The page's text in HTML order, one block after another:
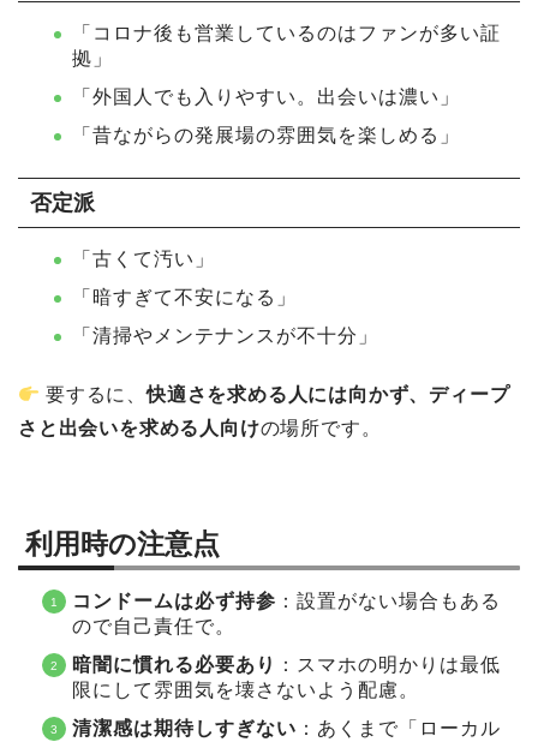
「コロナ後も営業しているのはファンが多い証
拠」
「外国人でも入りやすい。出会いは濃い」
「昔ながらの発展場の雰囲気を楽しめる」
否定派
「古くて汚い」
「暗すぎて不安になる」
「清掃やメンテナンスが不十分」
要するに、快適さを求める人には向かず、ディープ
さと出会いを求める人向けの場所です。
利用時の注意点
コンドームは必ず持参 ：設置がない場合もある
ので自己責任で。
暗闇に慣れる必要あり
：スマホの明かりは最低
限にして雰囲気を壊さないよう配慮。
清潔感は期待しすぎない ：あくまで「ローカル